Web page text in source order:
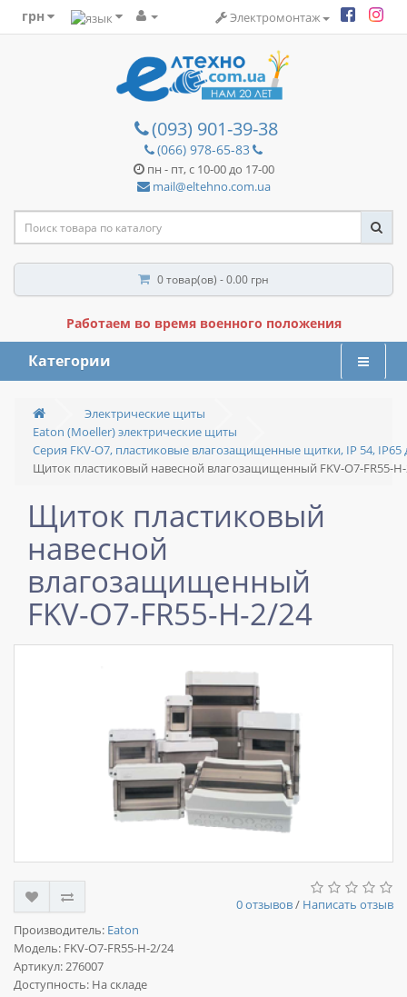
грн Электромонтаж
(093) 901-39-38
(066) 978-65-83
пн - пт, с 10-00 до 17-00
mail@eltehno.com.ua
0 товар(ов) - 0.00 грн
Работаем во время военного положения
Категории
Электрические щиты
Eaton (Moeller) электрические щиты
Серия FKV-O7, пластиковые влагозащищенные щитки, IP 54, IP65
Щиток пластиковый навесной влагозащищенный FKV-O7-FR55-
Щиток пластиковый
навесной
влагозащищенный
FKV-O7-FR55-H-2/24
0 отзывов/ Написать отзыв
Производитель: Eaton
Модель: FKV-O7-FR55-H-2/24
Артикул: 276007
Доступность: На складе